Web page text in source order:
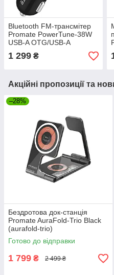
Bluetooth FM-трансмітер
Promate PowerTune-38W
USB-A OTG/USB-A
QC3.0/USB-C PD Black
(powertune-38w.black)
1 299 ₴
Акційні пропозиції та
–28%
Бездротова док-станція
Promate AuraFold-Trio Black
(aurafold-trio)
Готово до відправки
1 799 ₴ 2 499 ₴